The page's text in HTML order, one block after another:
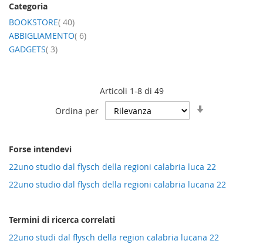
Articoli 1-8di 49
Ordina per
Forse intendevi
22uno studio dal flysch della regioni calabria luca 22
22uno studio dal flysch della regioni calabria lucana 22
Termini di ricerca correlati
22uno studi dal flysch della region calabria lucana 22
Categoria
BOOKSTORE 40elemento
ABBIGLIAMENTO 6elemento
GADGETS 3elemento